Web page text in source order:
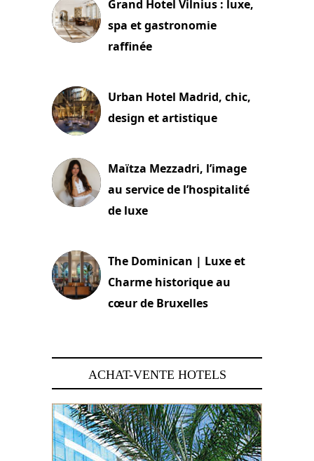
Grand Hotel Vilnius : luxe,
spa et gastronomie
raffinée
Urban Hotel Madrid, chic,
design et artistique
Maïtza Mezzadri, l’image
au service de l’hospitalité
de luxe
The Dominican | Luxe et
Charme historique au
cœur de Bruxelles
ACHAT-VENTE HOTELS